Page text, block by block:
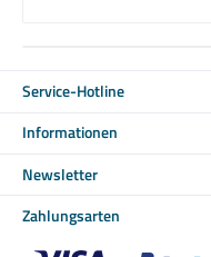
Service-Hotline
Informationen
Newsletter
Zahlungsarten